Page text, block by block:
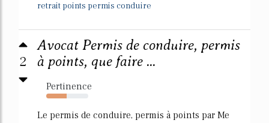
retrait points permis conduire
2
Avocat Permis de conduire, permis
à points, que faire ...
Pertinence
48%
Le permis de conduire, permis à points par Me